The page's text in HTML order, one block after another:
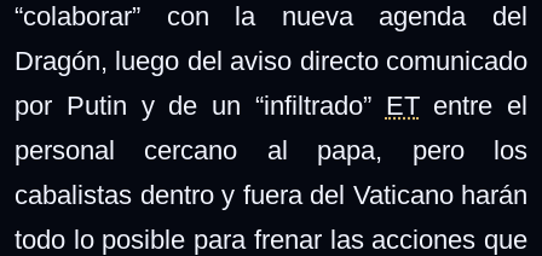
“colaborar” con la nueva agenda del
Dragón, luego del aviso directo comunicado
por Putin y de un “infiltrado” ETentre el
personal cercano al papa, pero los
cabalistas dentro y fuera del Vaticano harán
todo lo posible para frenar las acciones que